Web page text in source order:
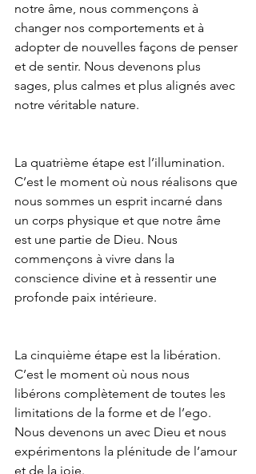
notre âme, nous commençons à
changer nos comportements et à
adopter de nouvelles façons de penser
et de sentir. Nous devenons plus
sages, plus calmes et plus alignés avec
notre véritable nature.
La quatrième étape est l’illumination.
C’est le moment où nous réalisons que
nous sommes un esprit incarné dans
un corps physique et que notre âme
est une partie de Dieu. Nous
commençons à vivre dans la
conscience divine et à ressentir une
profonde paix intérieure.
La cinquième étape est la libération.
C’est le moment où nous nous
libérons complètement de toutes les
limitations de la forme et de l’ego.
Nous devenons un avec Dieu et nous
expérimentons la plénitude de l’amour
et de la joie.